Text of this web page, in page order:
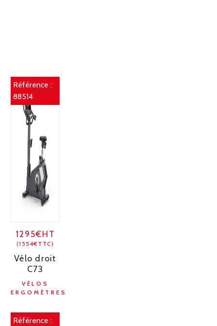
Référence :
88514
1295€HT
(1554€TTC)
Vélo droit
C73
VÉLOS
ERGOMÈTRES
Référence :